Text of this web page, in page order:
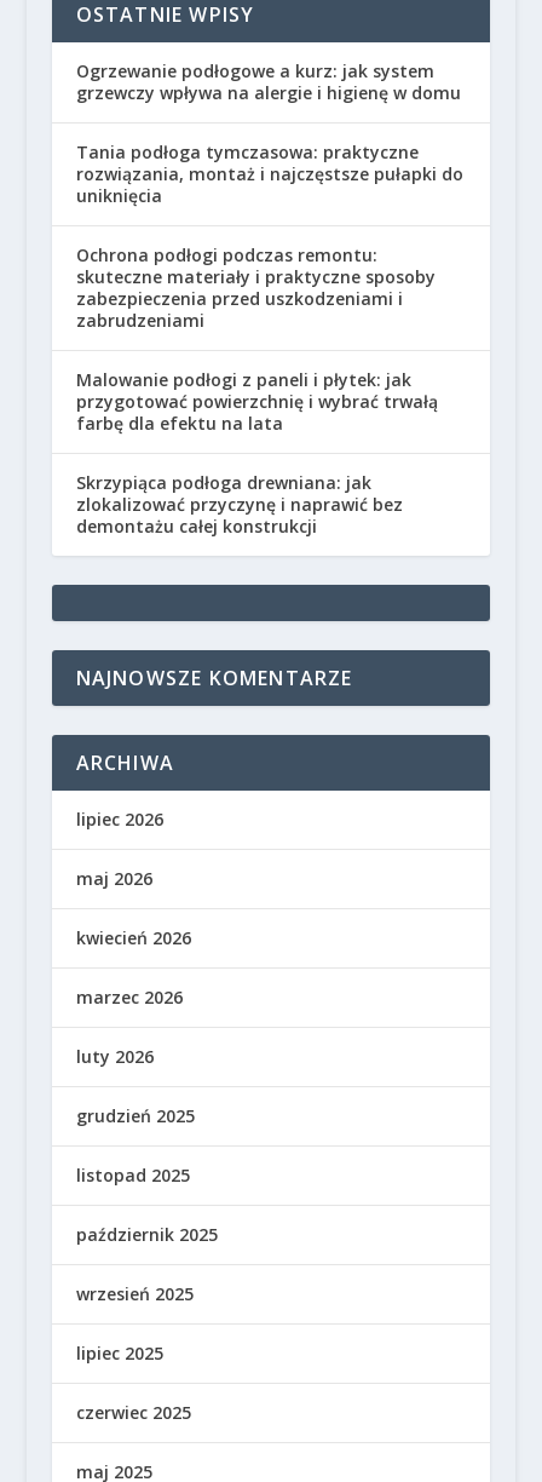
OSTATNIE WPISY
Ogrzewanie podłogowe a kurz: jak system
grzewczy wpływa na alergie i higienę w domu
Tania podłoga tymczasowa: praktyczne
rozwiązania, montaż i najczęstsze pułapki do
uniknięcia
Ochrona podłogi podczas remontu:
skuteczne materiały i praktyczne sposoby
zabezpieczenia przed uszkodzeniami i
zabrudzeniami
Malowanie podłogi z paneli i płytek: jak
przygotować powierzchnię i wybrać trwałą
farbę dla efektu na lata
Skrzypiąca podłoga drewniana: jak
zlokalizować przyczynę i naprawić bez
demontażu całej konstrukcji
NAJNOWSZE KOMENTARZE
ARCHIWA
lipiec 2026
maj 2026
kwiecień 2026
marzec 2026
luty 2026
grudzień 2025
listopad 2025
październik 2025
wrzesień 2025
lipiec 2025
czerwiec 2025
maj 2025